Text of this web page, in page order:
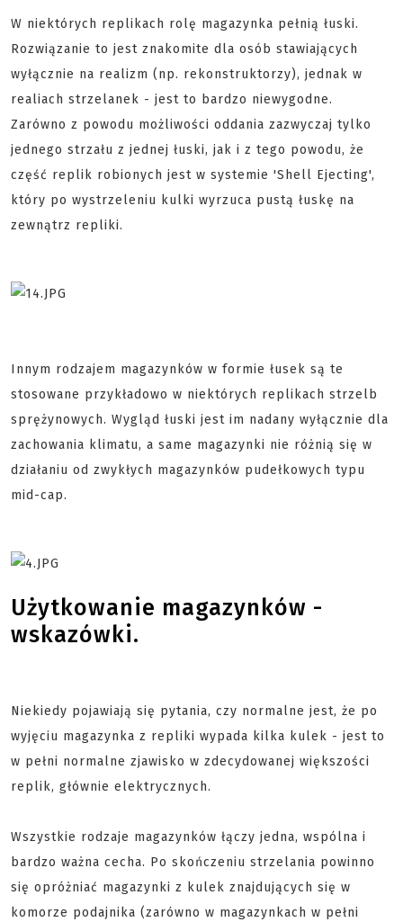
W niektórych replikach rolę magazynka pełnią łuski.
Rozwiązanie to jest znakomite dla osób stawiających
wyłącznie na realizm (np. rekonstruktorzy), jednak w
realiach strzelanek - jest to bardzo niewygodne.
Zarówno z powodu możliwości oddania zazwyczaj tylko
jednego strzału z jednej łuski, jak i z tego powodu, że
część replik robionych jest w systemie 'Shell Ejecting',
który po wystrzeleniu kulki wyrzuca pustą łuskę na
zewnątrz repliki.
Innym rodzajem magazynków w formie łusek są te
stosowane przykładowo w niektórych replikach strzelb
sprężynowych. Wygląd łuski jest im nadany wyłącznie dla
zachowania klimatu, a same magazynki nie różnią się w
działaniu od zwykłych magazynków pudełkowych typu
mid-cap.
Użytkowanie magazynków -
wskazówki.
Niekiedy pojawiają się pytania, czy normalne jest, że po
wyjęciu magazynka z repliki wypada kilka kulek - jest to
w pełni normalne zjawisko w zdecydowanej większości
replik, głównie elektrycznych.
Wszystkie rodzaje magazynków łączy jedna, wspólna i
bardzo ważna cecha. Po skończeniu strzelania powinno
się opróżniać magazynki z kulek znajdujących się w
komorze podajnika (zarówno w magazynkach w pełni